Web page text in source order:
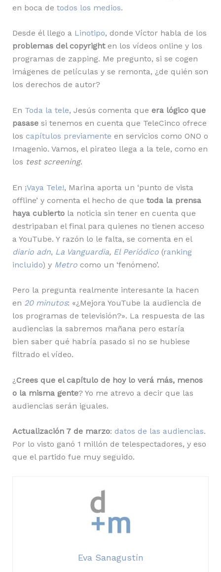
en boca de todos los medios.
Desde él llego a Linotipo, donde Víctor habla de los
problemas del copyrighten los vídeos online y los
programas de zapping. Me pregunto, si se cogen
imágenes de películas y se remonta, ¿de quién son
los derechos de autor?
En Toda la tele, Jesús comenta que era lógico que
pasasesi tenemos en cuenta que TeleCinco ofrece
los capítulos previamente en servicios como ONO o
Imagenio. Vamos, el pirateo llega a la tele, como en
los test screening.
En ¡Vaya Tele!, Marina aporta un ‘punto de vista
offline’ y comenta el hecho de que toda la prensa
haya cubiertola noticia sin tener en cuenta que
destripaban el final para quienes no tienen acceso
a YouTube. Y razón lo le falta, se comenta en el
diario adn, La Vanguardia, El Periódico(ranking
incluido) y Metrocomo un ‘fenómeno’.
Pero la pregunta realmente interesante la hacen
en 20 minutos: «¿Mejora YouTube la audiencia de
los programas de televisión?». La respuesta de las
audiencias la sabremos mañana pero estaría
bien saber qué habría pasado si no se hubiese
filtrado el vídeo.
¿Crees que el capítulo de hoy lo verá más, menos
o la misma gente? Yo me atrevo a decir que las
audiencias serán iguales.
Actualización 7 de marzo: datos de las audiencias.
Por lo visto ganó 1 millón de telespectadores, y eso
que el partido fue muy seguido.
Eva Sanagustín